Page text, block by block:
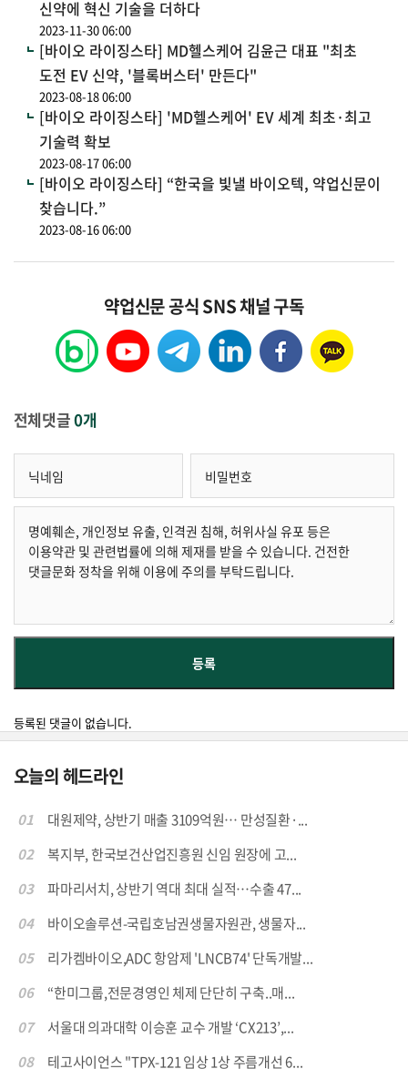
신약에 혁신 기술을 더하다
2023-11-30 06:00
[바이오 라이징스타] MD헬스케어 김윤근 대표 "최초
도전 EV 신약, '블록버스터' 만든다"
2023-08-18 06:00
[바이오 라이징스타] 'MD헬스케어' EV 세계 최초·최고
기술력 확보
2023-08-17 06:00
[바이오 라이징스타] “한국을 빛낼 바이오텍, 약업신문이
찾습니다.”
2023-08-16 06:00
약업신문 공식 SNS 채널 구독
전체댓글0개
등록된 댓글이 없습니다.
오늘의 헤드라인
01
대원제약, 상반기 매출 3109억원… 만성질환·...
02
복지부, 한국보건산업진흥원 신임 원장에 고...
03
파마리서치, 상반기 역대 최대 실적…수출 47...
04
바이오솔루션-국립호남권생물자원관, 생물자...
05
리가켐바이오,ADC 항암제 'LNCB74' 단독개발...
06
“한미그룹,전문경영인 체제 단단히 구축..매...
07
서울대 의과대학 이승훈 교수 개발 ‘CX213’,...
08
테고사이언스 "TPX-121 임상 1상 주름개선 6...